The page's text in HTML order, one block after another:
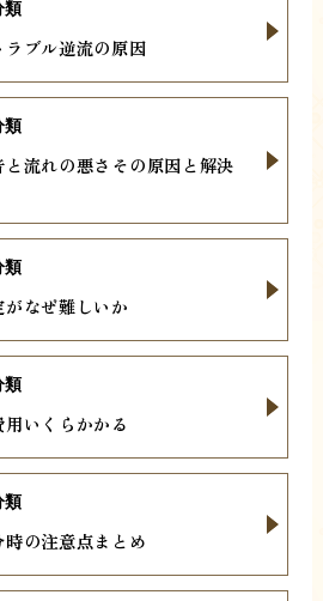
ブル逆流の原因
類
と流れの悪さその原因と解決
類
なぜ難しいか
類
いくらかかる
類
の注意点まとめ
類